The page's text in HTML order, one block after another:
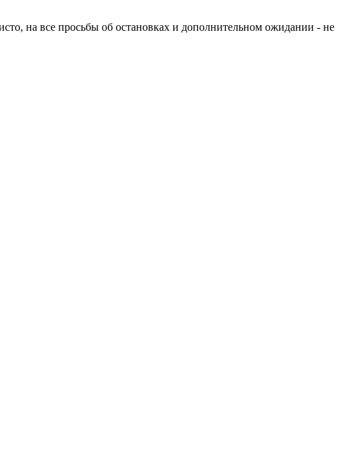
на все просьбы об остановках и дополнительном ожидании - не